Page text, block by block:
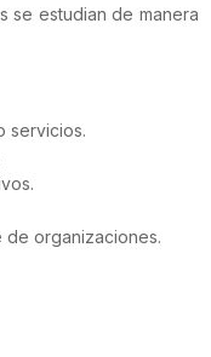
se estudian de manera
servicios.
de organizaciones.